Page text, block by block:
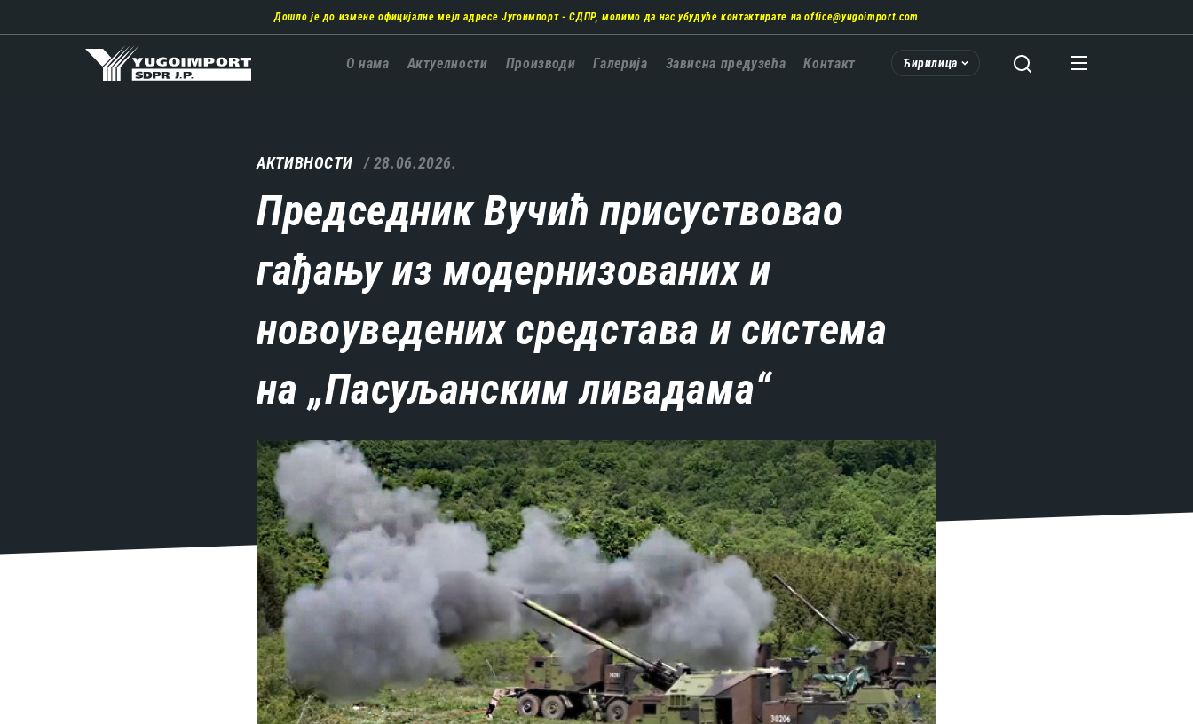
Дошло је до измене официјалне мејл адресе Југоимпорт - СДПР, молимо да нас убудуће контактирате наoffice@yugoimport.com
Главна
О нама Актуелности Производи Галерија Зависна предузећа Контакт Ћирилица
АКТИВНОСТИ 28.06.2026.
Председник Вучић присуствовао
гађању из модернизованих и
новоуведених средстава и система
на „Пасуљанским ливадама“